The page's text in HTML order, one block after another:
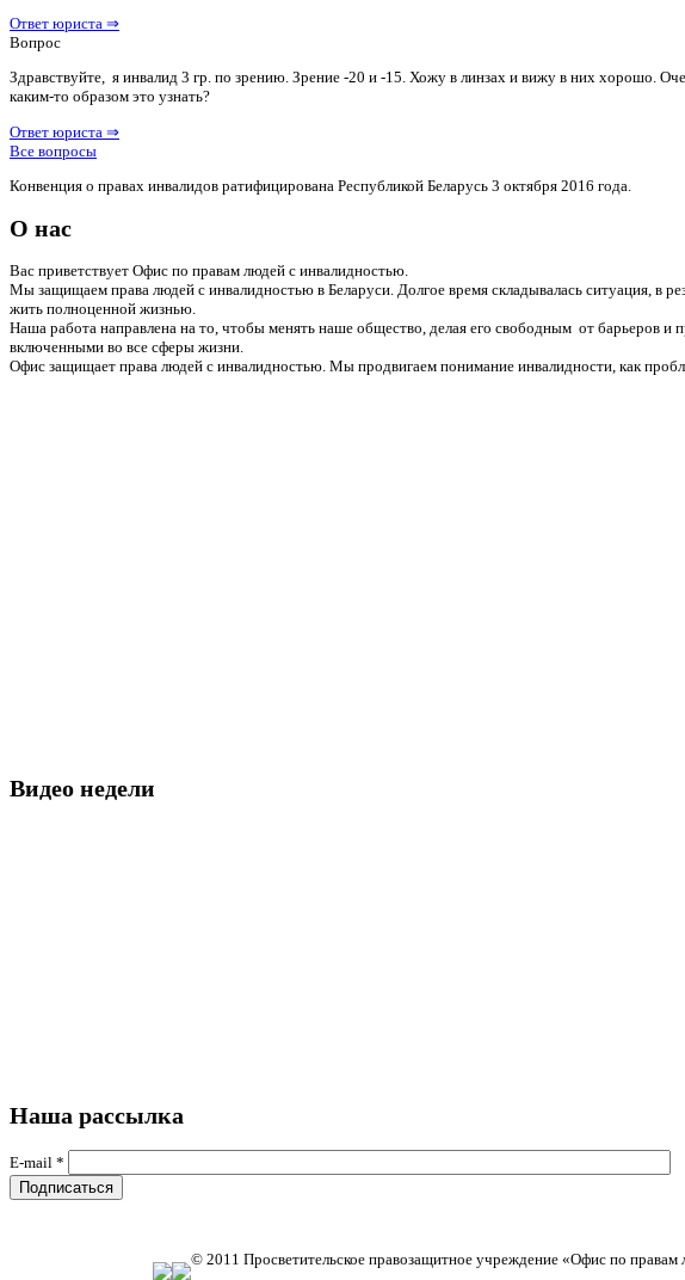
Ответ юриста ⇒
Вопрос
Здравствуйте, я инвалид 3 гр. по зрению. Зрение -20 и -15. Хожу в линзах и вижу в них хорошо.
каким-то образом это узнать?
Ответ юриста ⇒
Все вопросы
Конвенция о правах инвалидов ратифицирована Республикой Беларусь 3 октября 2016 года.
О нас
Вас приветствует Офис по правам людей с инвалидностью.
Мы защищаем права людей с инвалидностью в Беларуси. Долгое время складывалась ситуация, в
жить полноценной жизнью.
Наша работа направлена на то, чтобы менять наше общество, делая его свободным от барьеров
включенными во все сферы жизни.
Офис защищает права людей с инвалидностью. Мы продвигаем понимание инвалидности, как
Видео недели
Наша рассылка
E-mail *
© 2011 Просветительское правозащитное учреждение «Офис по правам